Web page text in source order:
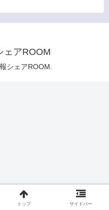
ェアROOM
シェアROOM.
トップ サイドバー